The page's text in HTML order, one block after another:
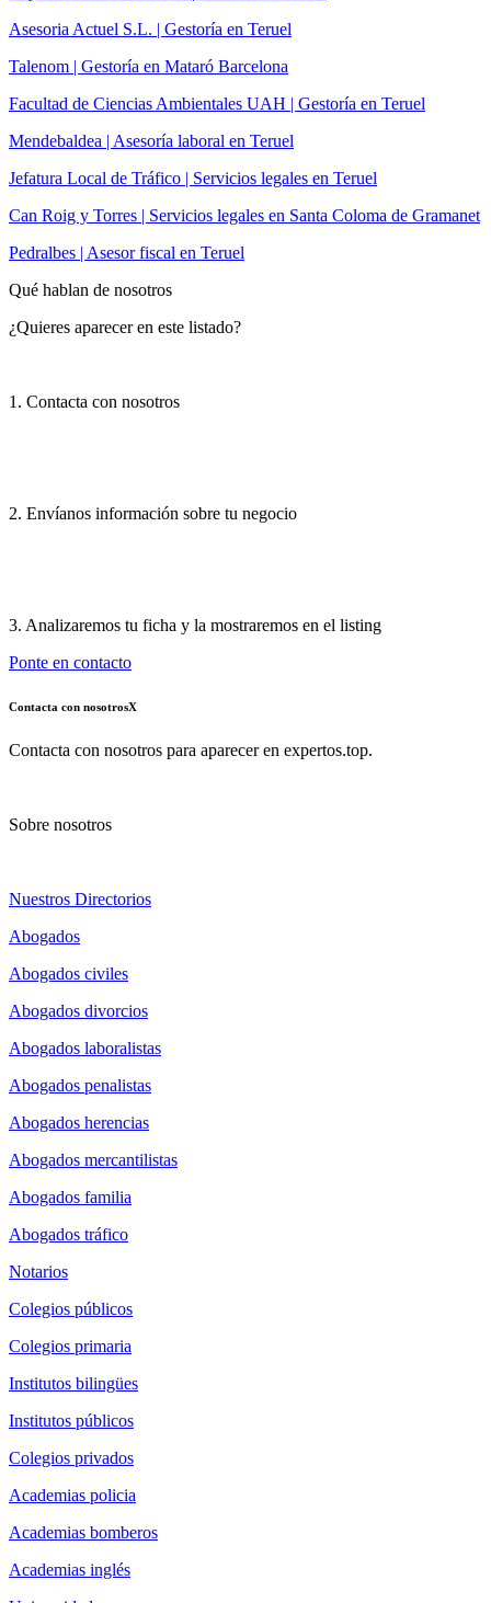
Asesoria Actuel S.L. | Gestoría en Teruel
Talenom | Gestoría en Mataró Barcelona
Facultad de Ciencias Ambientales UAH | Gestoría en Teruel
Mendebaldea | Asesoría laboral en Teruel
Jefatura Local de Tráfico | Servicios legales en Teruel
Can Roig y Torres | Servicios legales en Santa Coloma de Gramanet
Pedralbes | Asesor fiscal en Teruel
Qué hablan de nosotros
¿Quieres aparecer en este listado?
1. Contacta con nosotros
2. Envíanos información sobre tu negocio
3. Analizaremos tu ficha y la mostraremos en el listing
Ponte en contacto
Contacta con nosotrosX
Contacta con nosotros para aparecer en expertos.top.
Sobre nosotros
Nuestros Directorios
Abogados
Abogados civiles
Abogados divorcios
Abogados laboralistas
Abogados penalistas
Abogados herencias
Abogados mercantilistas
Abogados familia
Abogados tráfico
Notarios
Colegios públicos
Colegios primaria
Institutos bilingües
Institutos públicos
Colegios privados
Academias policia
Academias bomberos
Academias inglés